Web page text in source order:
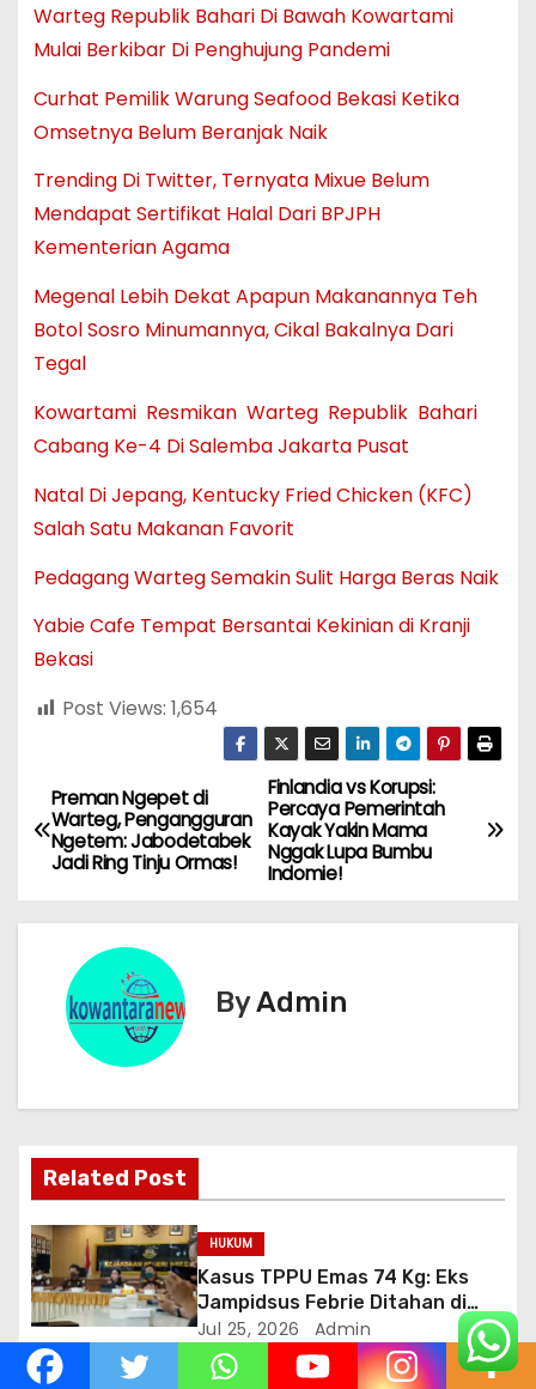
Warteg Republik Bahari Di Bawah Kowartami
Mulai Berkibar Di Penghujung Pandemi
Curhat Pemilik Warung Seafood Bekasi Ketika
Omsetnya Belum Beranjak Naik
Trending Di Twitter, Ternyata Mixue Belum
Mendapat Sertifikat Halal Dari BPJPH
Kementerian Agama
Megenal Lebih Dekat Apapun Makanannya Teh
Botol Sosro Minumannya, Cikal Bakalnya Dari
Tegal
Kowartami Resmikan Warteg Republik Bahari
Cabang Ke-4 Di Salemba Jakarta Pusat
Natal Di Jepang, Kentucky Fried Chicken (KFC)
Salah Satu Makanan Favorit
Pedagang Warteg Semakin Sulit Harga Beras Naik
Yabie Cafe Tempat Bersantai Kekinian di Kranji
Bekasi
Post Views: 1,654
N
a
s
i
p
o
s
Finlandia vs Korupsi:
Percaya Pemerintah
Kayak Yakin Mama
Nggak Lupa Bumbu
Indomie!
Preman Ngepet di
Warteg, Pengangguran
Ngetem: Jabodetabek
Jadi Ring Tinju Ormas!
ByAdmin
Related Post
HUKUM
Kasus TPPU Emas 74 Kg: Eks
Jampidsus Febrie Ditahan di
Rutan KPK, Kuntadi Dilantik Jadi
Jampidsus Baru
Jul 25, 2026 Admin
HUKUM